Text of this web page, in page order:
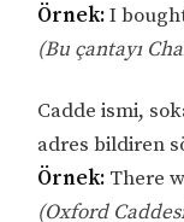
Örnek:I
(Bu çantayı
Cadde ismi,
adres bildiren
Örnek: There
(Oxford